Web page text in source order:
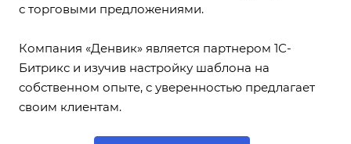
с торговыми предложениями.
Компания «Денвик» является партнером 1С-
Битрикс и изучив настройку шаблона на
собственном опыте, с уверенностью предлагает
своим клиентам.